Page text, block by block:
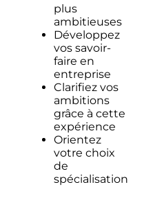
plus
ambitieuses
Développez
vos savoir-
faire en
entreprise
Clarifiez vos
ambitions
grâce à cette
expérience
Orientez
votre choix
de
spécialisation